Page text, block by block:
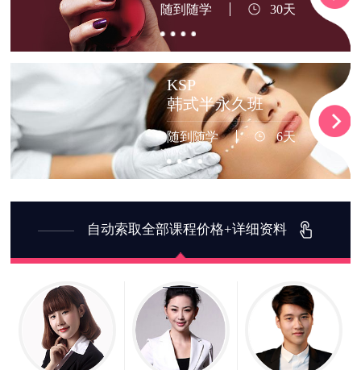
随到随学 30天
KSP
韩式半永久班
随到随学 6天
自动索取全部课程价格+详细资料